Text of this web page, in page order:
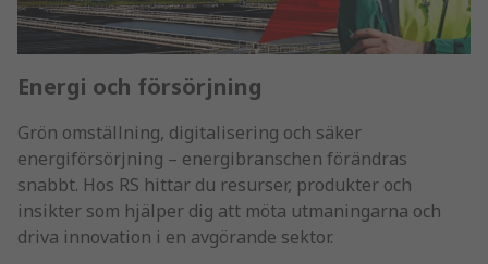
Energi och försörjning
Grön omställning, digitalisering och säker
energiförsörjning – energibranschen förändras
snabbt. Hos RS hittar du resurser, produkter och
insikter som hjälper dig att möta utmaningarna och
driva innovation i en avgörande sektor.